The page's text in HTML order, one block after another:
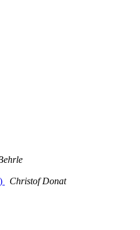
Christof Donat